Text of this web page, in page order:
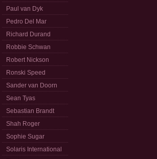
Paul van Dyk
Pedro Del Mar
Richard Durand
Robbie Schwan
Robert Nickson
Ronski Speed
Sander van Doorn
Sean Tyas
Sebastian Brandt
Shah Roger
Sophie Sugar
Solaris International